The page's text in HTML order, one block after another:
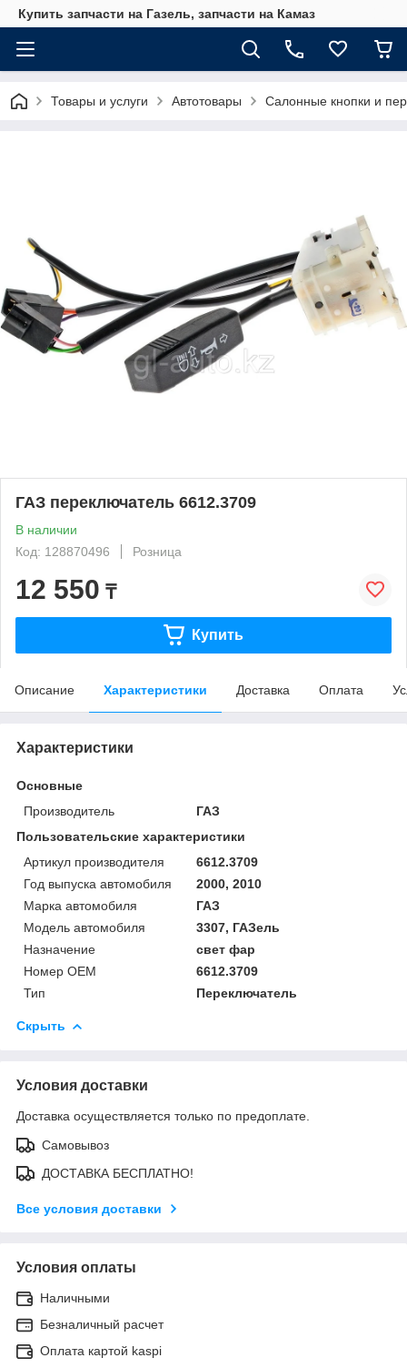
Купить запчасти на Газель, запчасти на Камаз
Товары и услуги Автотовары Салонные кнопки и
ГАЗ переключатель 6612.3709
В наличии
Код: 128870496
Розница
12 550 ₸
Купить
Описание Характеристики Доставка Оплата
Характеристики
Основные
Производитель
ГАЗ
Пользовательские характеристики
Артикул производителя
6612.3709
Год выпуска автомобиля
2000, 2010
Марка автомобиля
ГАЗ
Модель автомобиля
3307, ГАЗель
Назначение
свет фар
Номер OEM
6612.3709
Тип
Переключатель
Скрыть
Условия доставки
Доставка осуществляется только по предоплате.
Самовывоз
ДОСТАВКА БЕСПЛАТНО!
Все условия доставки
Условия оплаты
Наличными
Безналичный расчет
Оплата картой kaspi